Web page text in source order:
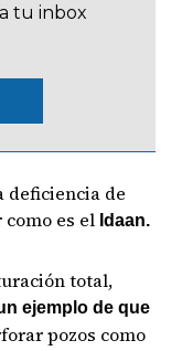
tu inbox
deficiencia de
es el Idaan.
total,
ejemplo de que
pozos como